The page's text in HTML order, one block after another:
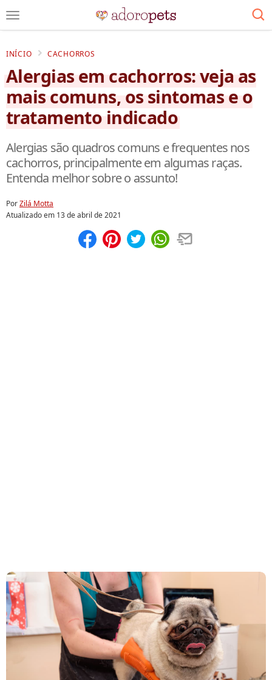
INÍCIO CACHORROS
Alergias em cachorros: veja as
mais comuns, os sintomas e o
tratamento indicado
Alergias são quadros comuns e frequentes nos
cachorros, principalmente em algumas raças.
Entenda melhor sobre o assunto!
PorZilá Motta
Atualizado em 13 de abril de 2021